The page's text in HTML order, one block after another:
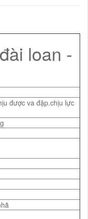
loan -
được va đập.chịu lực